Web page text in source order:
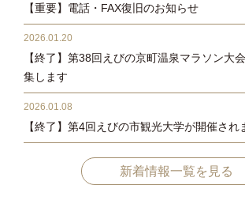
【重要】電話・FAX復旧のお知らせ
2026.01.20
【終了】第38回えびの京町温泉マラソン大
集します
2026.01.08
【終了】第4回えびの市観光大学が開催され
新着情報一覧を見る